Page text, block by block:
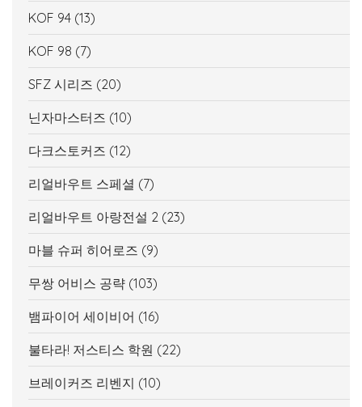
KOF 94 (13)
KOF 98 (7)
SFZ 시리즈 (20)
닌자마스터즈 (10)
다크스토커즈 (12)
리얼바우트 스페셜 (7)
리얼바우트 아랑전설 2 (23)
마블 슈퍼 히어로즈 (9)
무쌍 어비스 공략 (103)
뱀파이어 세이비어 (16)
불타라! 저스티스 학원 (22)
브레이커즈 리벤지 (10)